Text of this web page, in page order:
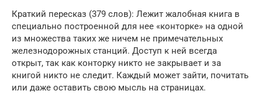
Краткий пересказ (379 слов): Лежит жалобная книга в
специально построенной для нее «конторке» на одной
из множества таких же ничем не примечательных
железнодорожных станций. Доступ к ней всегда
открыт, так как конторку никто не закрывает и за
книгой никто не следит. Каждый может зайти, почитать
или даже оставить свою мысль на страницах.